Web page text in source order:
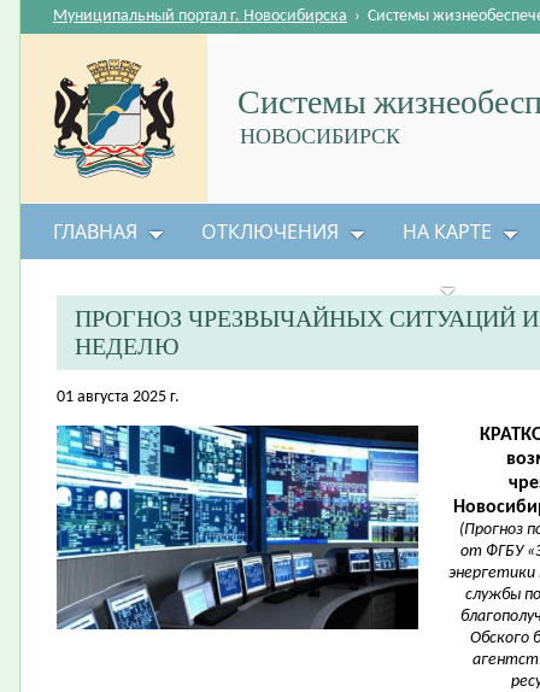
Системы
НОВОСИБИРСК
Муниципальный портал г. Новосибирска › Системы
ГЛАВНАЯ ОТКЛЮЧЕНИЯ НА КАРТЕ
ПРОГНОЗ ЧРЕЗВЫЧАЙНЫХ СИТУАЦИЙ
НЕДЕЛЮ
01 августа 2025 г.
(Прогноз
от ФГБУ
энергетики
службы
Обского